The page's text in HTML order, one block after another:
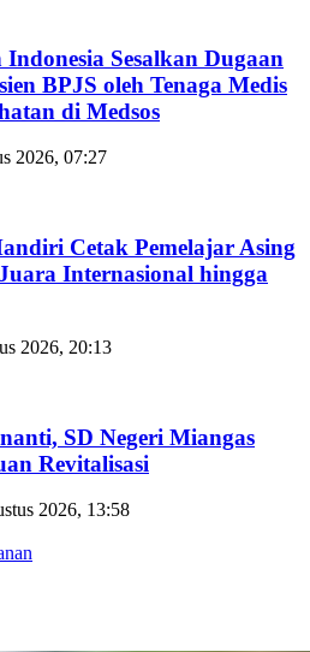
Sesalkan Dugaan
BPJS oleh Tenaga Medis
di Medsos
2026, 07:27
Cetak Pemelajar Asing
Internasional hingga
2026, 20:13
SD Negeri Miangas
Revitalisasi
2026, 13:58